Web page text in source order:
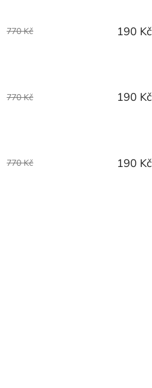
770 Kč 190 Kč
770 Kč 190 Kč
770 Kč 190 Kč